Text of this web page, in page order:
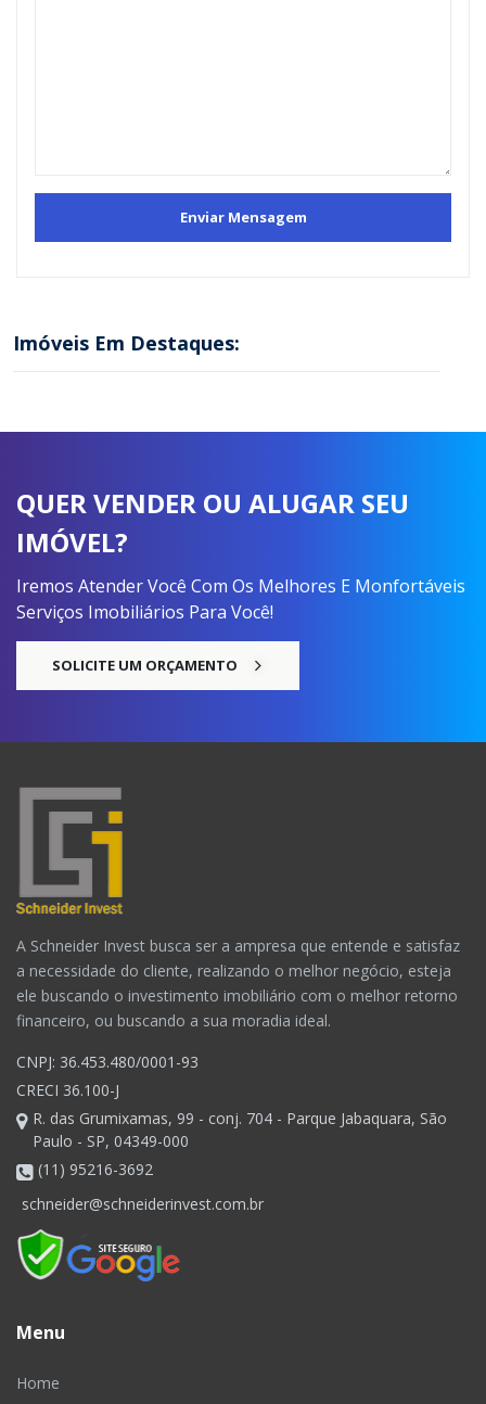
Imóveis Em Destaques:
QUER VENDER OU ALUGAR SEU
IMÓVEL?
Iremos Atender Você Com Os Melhores E Monfortáveis
Serviços Imobiliários Para Você!
SOLICITE UM ORÇAMENTO
A Schneider Invest busca ser a ampresa que entende e satisfaz
a necessidade do cliente, realizando o melhor negócio, esteja
ele buscando o investimento imobiliário com o melhor retorno
financeiro, ou buscando a sua moradia ideal.
CNPJ: 36.453.480/0001-93
CRECI 36.100-J
R. das Grumixamas, 99 - conj. 704 - Parque Jabaquara, São
Paulo - SP, 04349-000
(11) 95216-3692
schneider@schneiderinvest.com.br
Menu
Home